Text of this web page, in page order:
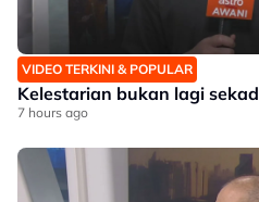
VIDEO TERKINI & POPULAR
Kelestarian bukan lagi
7 hours ago